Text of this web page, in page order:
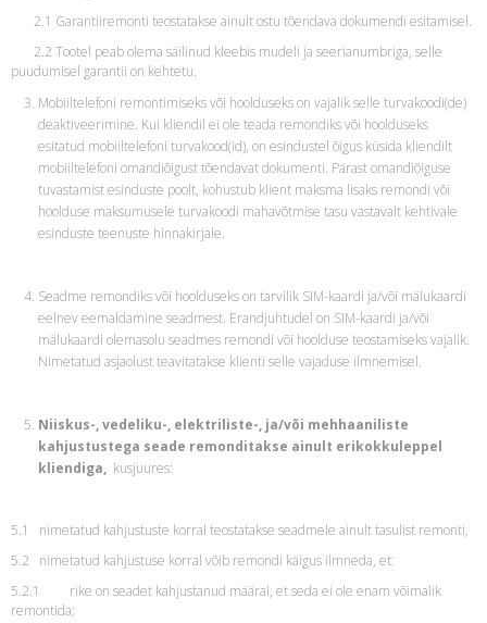
2.1 Garantiiremonti teostatakse ainult ostu tõendava dokumendi esitamisel.
2.2 Tootel peab olema säilinud kleebis mudeli ja seerianumbriga, selle
puudumisel garantii on kehtetu.
Mobiiltelefoni remontimiseks või hoolduseks on vajalik selle turvakoodi(de)
deaktiveerimine. Kui kliendil ei ole teada remondiks või hoolduseks
esitatud mobiiltelefoni turvakood(id), on esindustel õigus küsida kliendilt
mobiiltelefoni omandiõigust tõendavat dokumenti. Pärast omandiõiguse
tuvastamist esinduste poolt, kohustub klient maksma lisaks remondi või
hoolduse maksumusele turvakoodi mahavõtmise tasu vastavalt kehtivale
esinduste teenuste hinnakirjale.
Seadme remondiks või hoolduseks on tarvilik SIM-kaardi ja/või mälukaardi
eelnev eemaldamine seadmest. Erandjuhtudel on SIM-kaardi ja/või
mälukaardi olemasolu seadmes remondi või hoolduse teostamiseks vajalik.
Nimetatud asjaolust teavitatakse klienti selle vajaduse ilmnemisel.
Niiskus-, vedeliku-, elektriliste-, ja/või mehhaaniliste
kahjustustega seade remonditakse ainult erikokkuleppel
kliendiga, kusjuures:
5.1 nimetatud kahjustuste korral teostatakse seadmele ainult tasulist remonti,
5.2 nimetatud kahjustuse korral võib remondi käigus ilmneda, et:
5.2.1 rike on seadet kahjustanud määral, et seda ei ole enam võimalik
remontida;